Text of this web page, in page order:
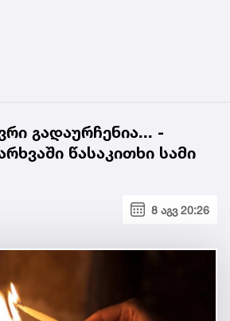
გადაურჩენია... -
წასაკითხი სამი
8 აგვ 20:26